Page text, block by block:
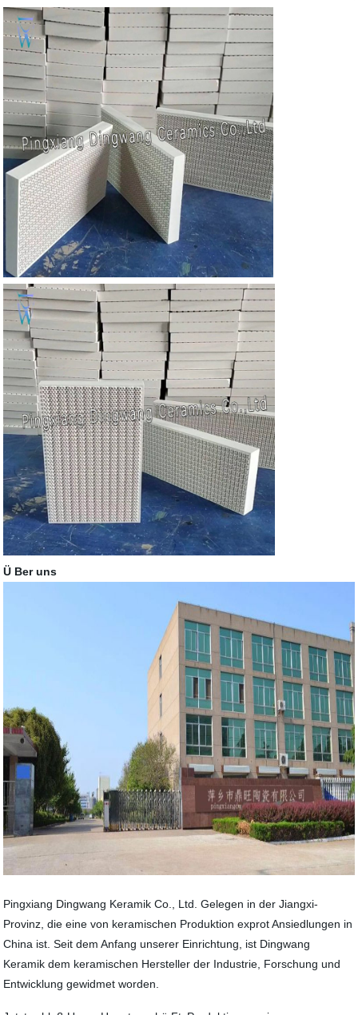
Ü Ber uns
Pingxiang Dingwang Keramik Co., Ltd. Gelegen in der Jiangxi-
Provinz, die eine von keramischen Produktion exprot Ansiedlungen in
China ist. Seit dem Anfang unserer Einrichtung, ist Dingwang
Keramik dem keramischen Hersteller der Industrie, Forschung und
Entwicklung gewidmet worden.